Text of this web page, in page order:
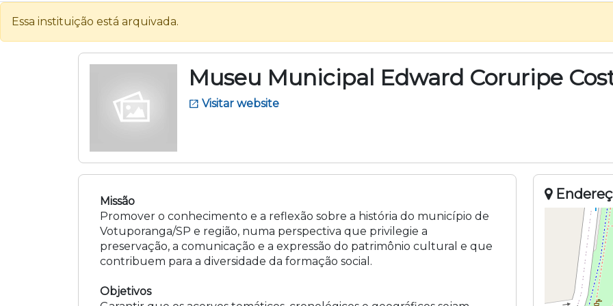
Essa instituição está arquivada.
Museu Municipal Edward Coruripe
open_in_new Visitar website
Missão
Promover o conhecimento e a reflexão sobre a história do município de
Votuporanga/SP e região, numa perspectiva que privilegie a
preservação, a comunicação e a expressão do patrimônio cultural e que
contribuem para a diversidade da formação social.
Objetivos